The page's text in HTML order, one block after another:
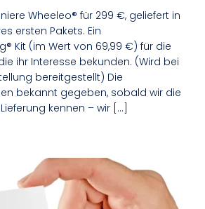
Wheeleo® für 299 €, geliefert in
ersten Pakets. Ein
Kit (im Wert von 69,99 €) für die
ihr Interesse bekunden. (Wird bei
bereitgestellt) Die
bekannt gegeben, sobald wir die
kennen – wir […]